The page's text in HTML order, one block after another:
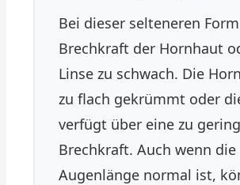
Bei dieser selteneren
Brechkraft der Hornhaut
Linse zu schwach. Die
zu flach gekrümmt oder
verfügt über eine zu
Brechkraft. Auch wenn die
Augenlänge normal ist,